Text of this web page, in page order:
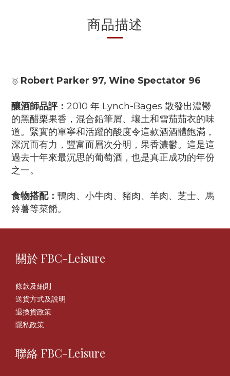
商品描述
🥇 Robert Parker 97, Wine Spectator 96
釀酒師品評： 2010 年 Lynch-Bages 散發出濃鬱
的黑醋栗果香，混合鉛筆屑、壤土和雪茄茄衣的味
道。緊實的單寧和活躍的酸度令這款酒酒體飽滿，
深沉而有力，豐富而層次分明，果香濃鬱。這是這
過去十年來最沉思的葡萄酒，也是真正成功的年份
之一。
食物搭配： 鴨肉、小牛肉、豬肉、羊肉、芝士、馬
鈴薯等菜餚。
關於 FBC-Leisure
條款及細則
送貨方式及說明
退換貨政策
隱私政策
聯絡 FBC-Leisure